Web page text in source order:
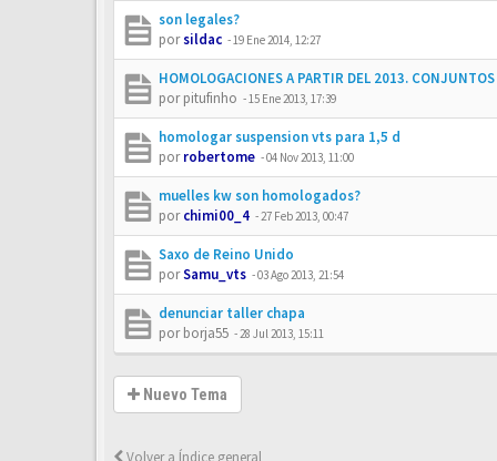
son legales?
porsildac -19 Ene 2014, 12:27
HOMOLOGACIONES A PARTIR DEL 2013.
porpitufinho -15 Ene 2013, 17:39
homologar suspension vts para 1,5 d
porrobertome -04 Nov 2013, 11:00
muelles kw son homologados?
porchimi00_4 -27 Feb 2013, 00:47
Saxo de Reino Unido
porSamu_vts -03 Ago 2013, 21:54
denunciar taller chapa
porborja55 -28 Jul 2013, 15:11
Nuevo Tema
Volver a Índice general